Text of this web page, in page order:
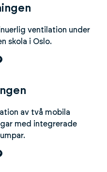
ventilation under
skola i Oslo.
av två mobila
med integrerade